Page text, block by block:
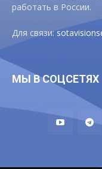
работать в России.
Для связи:
МЫ В СОЦСЕТЯХ